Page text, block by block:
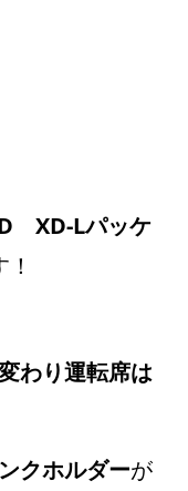
XD-Lパッケ
わり運転席は
クホルダーが